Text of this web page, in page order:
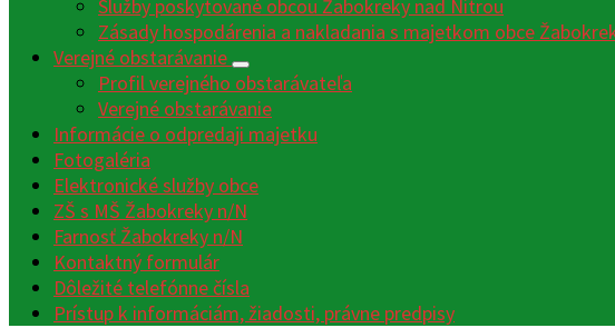
Služby poskytované obcou Žabokreky nad Nitrou
Zásady hospodárenia a nakladania s majetkom obce
Verejné obstarávanie
Profil verejného obstarávateľa
Verejné obstarávanie
Informácie o odpredaji majetku
Fotogaléria
Elektronické služby obce
ZŠ s MŠ Žabokreky n/N
Farnosť Žabokreky n/N
Kontaktný formulár
Dôležité telefónne čísla
Prístup k informáciám, žiadosti, právne predpisy